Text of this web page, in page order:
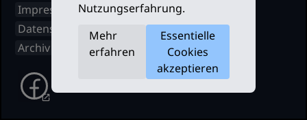
Impressum
Datenschutz
Archiv
Nutzungserfahrung.
Mehr
erfahren
Essentielle
Cookies
akzeptieren